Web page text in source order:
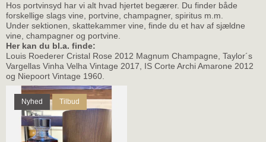
Hos portvinsyd har vi alt hvad hjertet begærer. Du finder både
forskellige slags vine, portvine, champagner, spiritus m.m.
Under sektionen, skattekammer vine, finde du et hav af sjældne
vine, champagner og portvine.
Her kan du bl.a. finde:
Louis Roederer Cristal Rose 2012 Magnum Champagne, Taylor´s
Vargellas Vinha Velha Vintage 2017, IS Corte Archi Amarone 2012
og Niepoort Vintage 1960.
Nyhed Tilbud